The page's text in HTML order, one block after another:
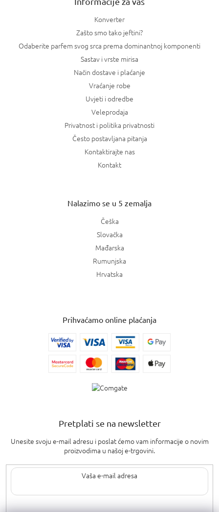
Konverter
Zašto smo tako jeftini?
Odaberite parfem svog srca prema dominantnoj komponenti
Sastav i vrste mirisa
Način dostave i plaćanje
Vraćanje robe
Uvjeti i odredbe
Veleprodaja
Privatnost i politika privatnosti
Često postavljana pitanja
Kontaktirajte nas
Kontakt
Nalazimo se u 5 zemalja
Češka
Slovačka
Mađarska
Rumunjska
Hrvatska
Prihvaćamo online plaćanja
Pretplati se na newsletter
Unesite svoju e-mail adresu i poslat ćemo vam informacije o novim
proizvodima u našoj e-trgovini.
Upisom svoje e-pošte pristajete nauvjete privatnosti.